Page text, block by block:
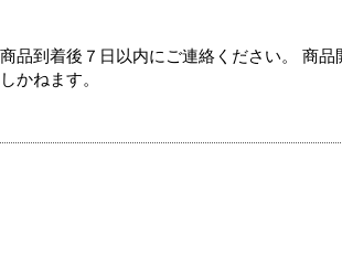
品到着後７日以内にご連絡ください。 商
かねます。